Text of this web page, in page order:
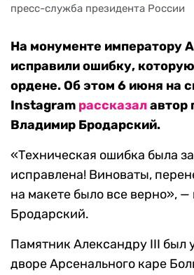
пресс-служба президента России
На монументе императору
исправили ошибку,
ордене. Об этом 6 июня на
Instagram рассказалавтор
Владимир Бродарский.
«Техническая ошибка была
исправлена! Виноваты,
на макете было все верно», —
Бродарский.
Памятник Александру III был
дворе Арсенального каре